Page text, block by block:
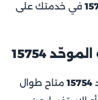
في خدمتك على
15754
15754متاح طوال